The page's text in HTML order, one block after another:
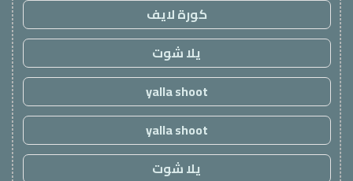
كورة لايف
يلا شوت
yalla shoot
yalla shoot
يلا شوت